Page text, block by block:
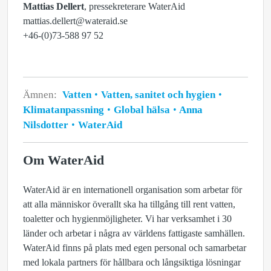
Mat­tias Dellert, pressekreter­are Wa­t­erAid
mat­tias.dellert@wa­t­eraid.se
+46-(0)73-588 97 52
Ämnen: Vatten
Vatten, sanitet och hygien
Klimatanpassning
Global hälsa
Anna
Nilsdotter
WaterAid
Om WaterAid
WaterAid är en internationell organisation som arbetar för
att alla människor överallt ska ha tillgång till rent vatten,
toaletter och hygienmöjligheter. Vi har verksamhet i 30
länder och arbetar i några av världens fattigaste samhällen.
WaterAid finns på plats med egen personal och samarbetar
med lokala partners för hållbara och långsiktiga lösningar